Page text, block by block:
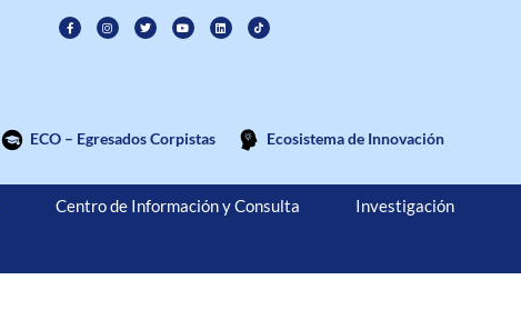
ECO – Egresados Corpistas Ecosistema de Innovación
Centro de Información y Consulta Investigación